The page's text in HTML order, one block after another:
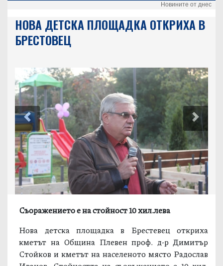
Новините от днес
НОВА ДЕТСКА ПЛОЩАДКА ОТКРИХА В
БРЕСТОВЕЦ
Previous Next
Съоражението е на стойност 10 хил.лева